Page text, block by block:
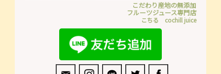
こだわり産地の無添加
フルーツジュース専門店
こちる cochill juice